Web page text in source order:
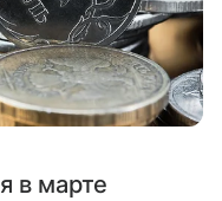
в марте